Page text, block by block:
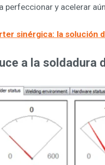
perfeccionar y acelerar
sinérgica: la solución
a la soldadura